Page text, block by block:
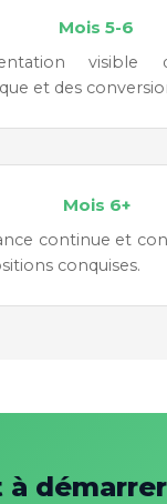
Mois 5-6
visible
et des
Mois 6+
continue et
conquises.
à